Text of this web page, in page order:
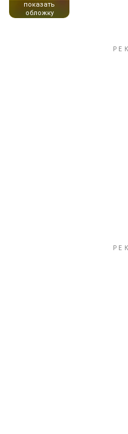
показать
обложку